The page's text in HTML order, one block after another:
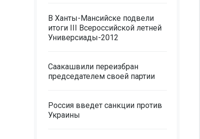
В Ханты-Мансийске подвели
итоги III Всероссийской летней
Универсиады-2012
Саакашвили переизбран
председателем своей партии
Россия введет санкции против
Украины